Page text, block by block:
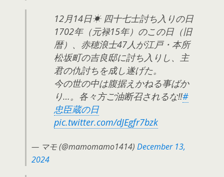
12月14日☀ 四十七士討ち入りの日
1702年（元禄15年）のこの日（旧
暦）、赤穂浪士47人が江戸・本所
松坂町の吉良邸に討ち入りし、主
君の仇討ちを成し遂げた。
今の世の中は腹据えかねる事ばか
り…。各々方ご油断召されるな‼#
忠臣蔵の日
pic.twitter.com/dJEgfr7bzk
— マモ (@mamomamo1414) December 13,
2024